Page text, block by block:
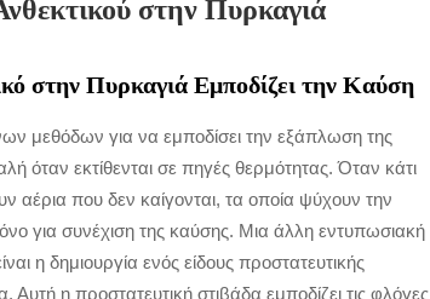
στην Πυρκαγιά
στην Πυρκαγιά Εμποδίζει την Καύση
μεθόδων για να εμποδίσει την εξάπλωση της
όταν εκτίθενται σε πηγές θερμότητας. Όταν κάτι
αέρια που δεν καίγονται, τα οποία ψύχουν την
για συνέχιση της καύσης. Μια άλλη εντυπωσιακή
η δημιουργία ενός είδους προστατευτικής
η προστατευτική στιβάδα εμποδίζει τις φλόγες